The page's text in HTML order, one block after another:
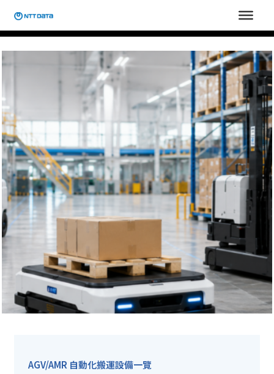
主
要
內
AGV/AMR 自動化搬運設備一覽